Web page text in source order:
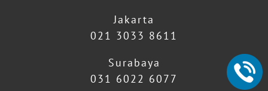
Jakarta
021 3033 8611
Surabaya
031 6022 6077